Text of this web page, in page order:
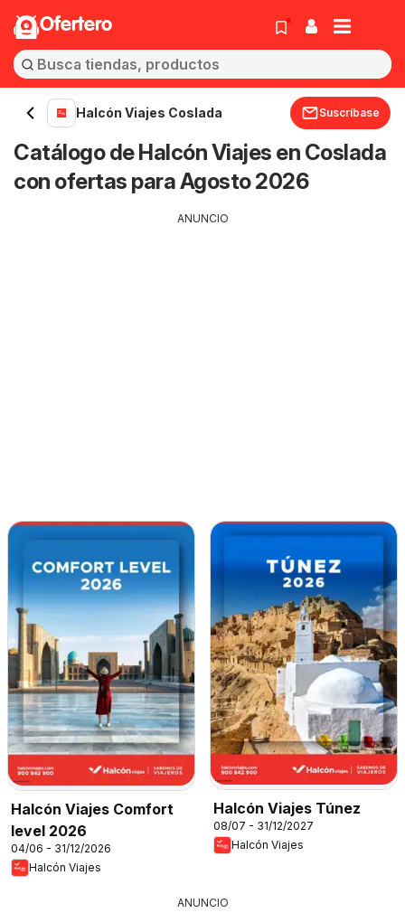
Ofertero
Halcón Viajes Coslada Suscríbase
Catálogo de Halcón Viajes en Coslada
con ofertas para Agosto 2026
ANUNCIO
Halcón Viajes Comfort
level 2026
04/06 - 31/12/2026
Halcón Viajes
Halcón Viajes Túnez
08/07 - 31/12/2027
Halcón Viajes
ANUNCIO